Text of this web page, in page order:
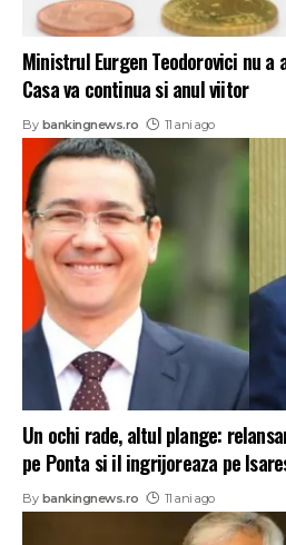
Ministrul Eurgen Teodorovici nu
Casa va continua si anul viitor
By bankingnews.ro 11 ani ago
Un ochi rade, altul plange:
pe Ponta si il ingrijoreaza pe
By bankingnews.ro 11 ani ago